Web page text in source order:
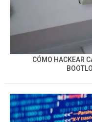
CÓMO HACKEAR